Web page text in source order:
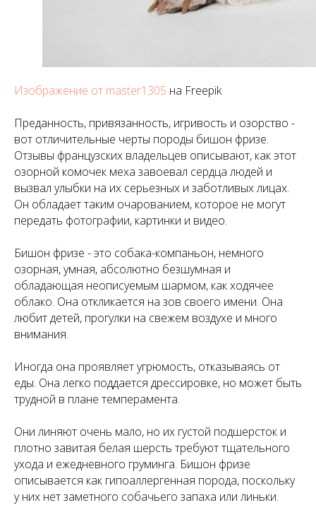
Изображение от master1305 на Freepik
Преданность, привязанность, игривость и озорство -
вот отличительные черты породы бишон фризе.
Отзывы французских владельцев описывают, как этот
озорной комочек меха завоевал сердца людей и
вызвал улыбки на их серьезных и заботливых лицах.
Он обладает таким очарованием, которое не могут
передать фотографии, картинки и видео.
Бишон фризе - это собака-компаньон, немного
озорная, умная, абсолютно безшумная и
обладающая неописуемым шармом, как ходячее
облако. Она откликается на зов своего имени. Она
любит детей, прогулки на свежем воздухе и много
внимания.
Иногда она проявляет угрюмость, отказываясь от
еды. Она легко поддается дрессировке, но может быть
трудной в плане темперамента.
Они линяют очень мало, но их густой подшерсток и
плотно завитая белая шерсть требуют тщательного
ухода и ежедневного груминга. Бишон фризе
описывается как гипоаллергенная порода, поскольку
у них нет заметного собачьего запаха или линьки.